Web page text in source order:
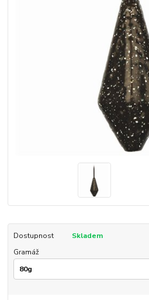
Dostupnost
Skladem
Gramáž